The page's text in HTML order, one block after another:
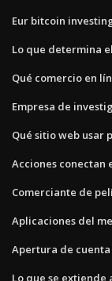
Eur bitcoin
Lo que determina
Qué comercio en
Empresa de
Qué sitio web usar
Acciones conectan
Comerciante de
Aplicaciones del
Apertura de
Lo que se extiende